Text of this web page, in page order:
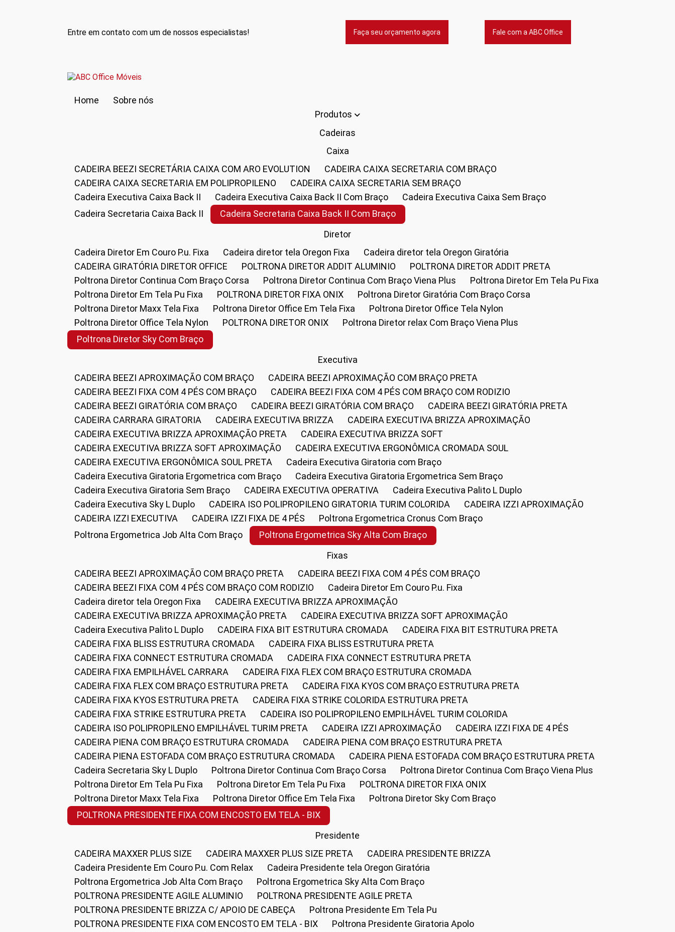
Entre em contato com um de nossos especialistas! Faça seu orçamento agora Fale com a ABC Office
Home
Sobre nós
Produtos
Cadeiras
Caixa
CADEIRA BEEZI SECRETÁRIA CAIXA COM ARO EVOLUTION
CADEIRA CAIXA SECRETARIA COM BRAÇO
CADEIRA CAIXA SECRETARIA EM POLIPROPILENO
CADEIRA CAIXA SECRETARIA SEM BRAÇO
Cadeira Executiva Caixa Back II
Cadeira Executiva Caixa Back II Com Braço
Cadeira Executiva Caixa Sem Braço
Cadeira Secretaria Caixa Back II
Cadeira Secretaria Caixa Back II Com Braço
Diretor
Cadeira Diretor Em Couro P.u. Fixa
Cadeira diretor tela Oregon Fixa
Cadeira diretor tela Oregon Giratória
CADEIRA GIRATÓRIA DIRETOR OFFICE
POLTRONA DIRETOR ADDIT ALUMINIO
POLTRONA DIRETOR ADDIT PRETA
Poltrona Diretor Continua Com Braço Corsa
Poltrona Diretor Continua Com Braço Viena Plus
Poltrona Diretor Em Tela Pu Fixa
Poltrona Diretor Em Tela Pu Fixa
POLTRONA DIRETOR FIXA ONIX
Poltrona Diretor Giratória Com Braço Corsa
Poltrona Diretor Maxx Tela Fixa
Poltrona Diretor Office Em Tela Fixa
Poltrona Diretor Office Tela Nylon
Poltrona Diretor Office Tela Nylon
POLTRONA DIRETOR ONIX
Poltrona Diretor relax Com Braço Viena Plus
Poltrona Diretor Sky Com Braço
Executiva
CADEIRA BEEZI APROXIMAÇÃO COM BRAÇO
CADEIRA BEEZI APROXIMAÇÃO COM BRAÇO PRETA
CADEIRA BEEZI FIXA COM 4 PÉS COM BRAÇO
CADEIRA BEEZI FIXA COM 4 PÉS COM BRAÇO COM RODIZIO
CADEIRA BEEZI GIRATÓRIA COM BRAÇO
CADEIRA BEEZI GIRATÓRIA COM BRAÇO
CADEIRA BEEZI GIRATÓRIA PRETA
CADEIRA CARRARA GIRATORIA
CADEIRA EXECUTIVA BRIZZA
CADEIRA EXECUTIVA BRIZZA APROXIMAÇÃO
CADEIRA EXECUTIVA BRIZZA APROXIMAÇÃO PRETA
CADEIRA EXECUTIVA BRIZZA SOFT
CADEIRA EXECUTIVA BRIZZA SOFT APROXIMAÇÃO
CADEIRA EXECUTIVA ERGONÔMICA CROMADA SOUL
CADEIRA EXECUTIVA ERGONÔMICA SOUL PRETA
Cadeira Executiva Giratoria com Braço
Cadeira Executiva Giratoria Ergometrica com Braço
Cadeira Executiva Giratoria Ergometrica Sem Braço
Cadeira Executiva Giratoria Sem Braço
CADEIRA EXECUTIVA OPERATIVA
Cadeira Executiva Palito L Duplo
Cadeira Executiva Sky L Duplo
CADEIRA ISO POLIPROPILENO GIRATORIA TURIM COLORIDA
CADEIRA IZZI APROXIMAÇÃO
CADEIRA IZZI EXECUTIVA
CADEIRA IZZI FIXA DE 4 PÉS
Poltrona Ergometrica Cronus Com Braço
Poltrona Ergometrica Job Alta Com Braço
Poltrona Ergometrica Sky Alta Com Braço
Fixas
CADEIRA BEEZI APROXIMAÇÃO COM BRAÇO PRETA
CADEIRA BEEZI FIXA COM 4 PÉS COM BRAÇO
CADEIRA BEEZI FIXA COM 4 PÉS COM BRAÇO COM RODIZIO
Cadeira Diretor Em Couro P.u. Fixa
Cadeira diretor tela Oregon Fixa
CADEIRA EXECUTIVA BRIZZA APROXIMAÇÃO
CADEIRA EXECUTIVA BRIZZA APROXIMAÇÃO PRETA
CADEIRA EXECUTIVA BRIZZA SOFT APROXIMAÇÃO
Cadeira Executiva Palito L Duplo
CADEIRA FIXA BIT ESTRUTURA CROMADA
CADEIRA FIXA BIT ESTRUTURA PRETA
CADEIRA FIXA BLISS ESTRUTURA CROMADA
CADEIRA FIXA BLISS ESTRUTURA PRETA
CADEIRA FIXA CONNECT ESTRUTURA CROMADA
CADEIRA FIXA CONNECT ESTRUTURA PRETA
CADEIRA FIXA EMPILHÁVEL CARRARA
CADEIRA FIXA FLEX COM BRAÇO ESTRUTURA CROMADA
CADEIRA FIXA FLEX COM BRAÇO ESTRUTURA PRETA
CADEIRA FIXA KYOS COM BRAÇO ESTRUTURA PRETA
CADEIRA FIXA KYOS ESTRUTURA PRETA
CADEIRA FIXA STRIKE COLORIDA ESTRUTURA PRETA
CADEIRA FIXA STRIKE ESTRUTURA PRETA
CADEIRA ISO POLIPROPILENO EMPILHÁVEL TURIM COLORIDA
CADEIRA ISO POLIPROPILENO EMPILHÁVEL TURIM PRETA
CADEIRA IZZI APROXIMAÇÃO
CADEIRA IZZI FIXA DE 4 PÉS
CADEIRA PIENA COM BRAÇO ESTRUTURA CROMADA
CADEIRA PIENA COM BRAÇO ESTRUTURA PRETA
CADEIRA PIENA ESTOFADA COM BRAÇO ESTRUTURA CROMADA
CADEIRA PIENA ESTOFADA COM BRAÇO ESTRUTURA PRETA
Cadeira Secretaria Sky L Duplo
Poltrona Diretor Continua Com Braço Corsa
Poltrona Diretor Continua Com Braço Viena Plus
Poltrona Diretor Em Tela Pu Fixa
Poltrona Diretor Em Tela Pu Fixa
POLTRONA DIRETOR FIXA ONIX
Poltrona Diretor Maxx Tela Fixa
Poltrona Diretor Office Em Tela Fixa
Poltrona Diretor Sky Com Braço
POLTRONA PRESIDENTE FIXA COM ENCOSTO EM TELA - BIX
Presidente
CADEIRA MAXXER PLUS SIZE
CADEIRA MAXXER PLUS SIZE PRETA
CADEIRA PRESIDENTE BRIZZA
Cadeira Presidente Em Couro P.u. Com Relax
Cadeira Presidente tela Oregon Giratória
Poltrona Ergometrica Job Alta Com Braço
Poltrona Ergometrica Sky Alta Com Braço
POLTRONA PRESIDENTE AGILE ALUMINIO
POLTRONA PRESIDENTE AGILE PRETA
POLTRONA PRESIDENTE BRIZZA C/ APOIO DE CABEÇA
Poltrona Presidente Em Tela Pu
POLTRONA PRESIDENTE FIXA COM ENCOSTO EM TELA - BIX
Poltrona Presidente Giratoria Apolo